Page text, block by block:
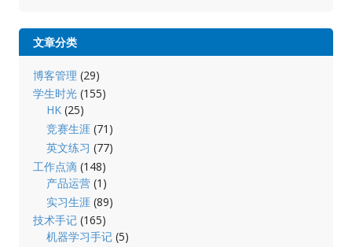
文章分类
博客管理 (29)
学生时光(155)
HK (25)
竞赛生涯 (71)
英文练习 (77)
工作点滴(148)
产品运营 (1)
实习生涯 (89)
技术手记(165)
机器学习手记 (5)